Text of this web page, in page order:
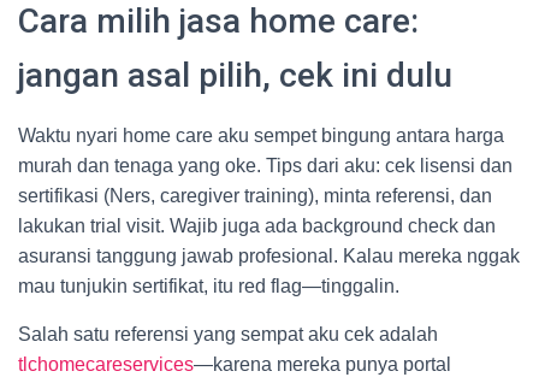
Cara milih jasa home care:
jangan asal pilih, cek ini dulu
Waktu nyari home care aku sempet bingung antara harga
murah dan tenaga yang oke. Tips dari aku: cek lisensi dan
sertifikasi (Ners, caregiver training), minta referensi, dan
lakukan trial visit. Wajib juga ada background check dan
asuransi tanggung jawab profesional. Kalau mereka nggak
mau tunjukin sertifikat, itu red flag—tinggalin.
Salah satu referensi yang sempat aku cek adalah
tlchomecareservices—karena mereka punya portal